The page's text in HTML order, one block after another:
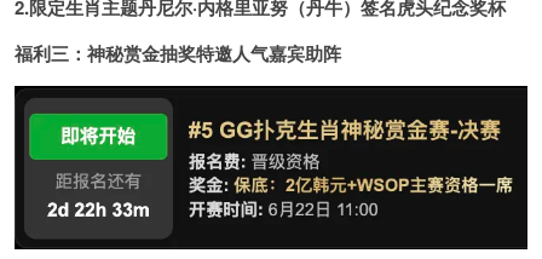
2.限定生肖主题丹尼尔·内格里亚努（丹牛）签名虎头纪念奖杯
福利三：神秘赏金抽奖特邀人气嘉宾助阵